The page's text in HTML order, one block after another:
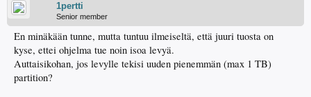
1pertti
Senior member
En minäkään tunne, mutta tuntuu ilmeiseltä, että juuri tuosta on
kyse, ettei ohjelma tue noin isoa levyä.
Auttaisikohan, jos levylle tekisi uuden pienemmän (max 1 TB)
partition?